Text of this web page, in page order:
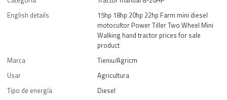
English details
15hp 18hp 20hp 22hp Farm mini diesel
motocultor Power Tiller Two Wheel Mini
Walking hand tractor prices for sale
product
Marca
Tieniu/Agricm
Usar
Agricultura
Tipo de energía
Diesel